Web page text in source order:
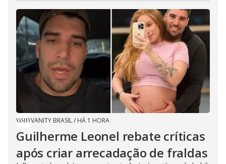
VANITY BRASIL/ HÁ 1 HORA
Guilherme Leonel rebate críticas
após criar arrecadação de fraldas